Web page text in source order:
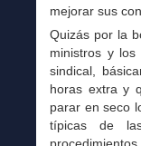
mejorar sus
Quizás por la
ministros y los
sindical,
horas extra y
parar en seco
típicas de